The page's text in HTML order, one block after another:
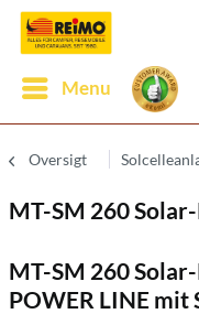
Menu
Oversigt
MT-SM 260
MT-SM 260
POWER LINE mit